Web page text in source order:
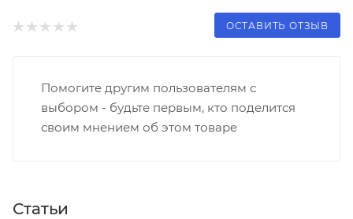
ОСТАВИТЬ ОТЗЫВ
Помогите другим пользователям с
выбором - будьте первым, кто поделится
своим мнением об этом товаре
Статьи